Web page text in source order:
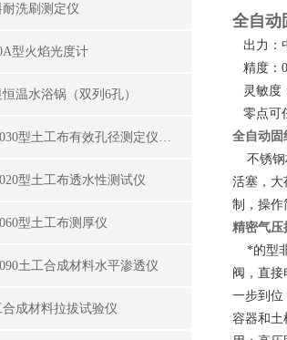
耐洗刷测定仪
型火焰光度计
温水浴锅（双列6孔）
TH-030型土工布有效孔径测定仪（湿筛法）
型土工布透水性测试仪
型土工布测厚仪
土工合成材料水平渗透仪
合成材料拉拔试验仪
全自动
出力：
精度：
灵敏度
零点可
全自动固
不锈钢
活塞，大
制，操作
精密气压
*的型非
阀，直接
一步到位
容器和土